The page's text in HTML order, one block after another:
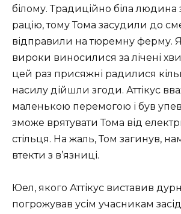
білому. Традиційно біла
рацію, тому Тома засудили до
відправили на тюремну ферму.
вироки виносилися за лічені
цей раз присяжні радилися
насилу дійшли згоди. Аттікус
маленькою перемогою і був
зможе врятувати Тома від
стільця. На жаль, Том загинув,
втекти з в’язниці.
Юел, якого Аттікус виставив
погрожував усім учасникам